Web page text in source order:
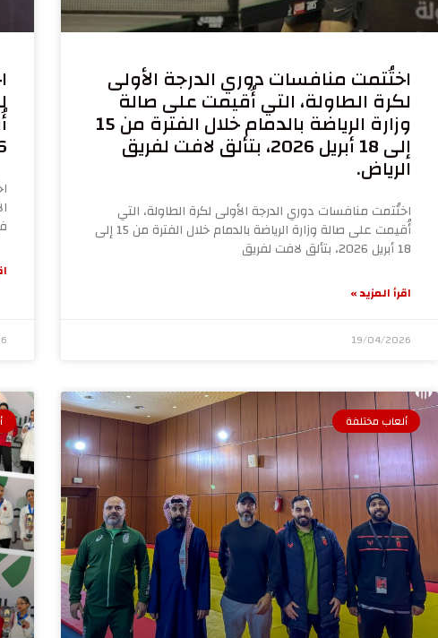
اختُتمت منافسات دوري الدرجة الأولى
لكرة الطاولة، التي أُقيمت على صالة
وزارة الرياضة بالدمام خلال الفترة من 15
إلى 18 أبريل 2026، بتألق لافت لفريق
الرياض.
اختُتمت منافسات دوري الدرجة الأولى لكرة الطاولة، التي
أُقيمت على صالة وزارة الرياضة بالدمام خلال الفترة من 15 إلى
18 أبريل 2026، بتألق لافت لفريق
اقرأ المزيد »
19/04/2026
ألعاب مختلفة